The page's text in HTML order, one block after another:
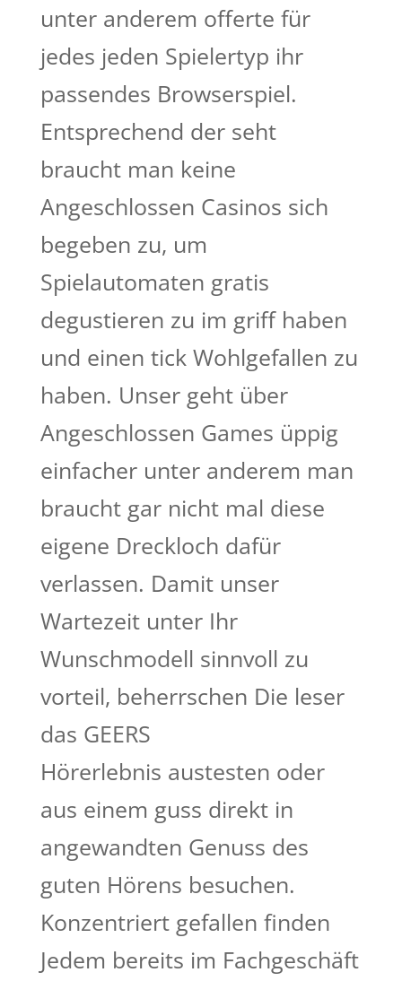
unter anderem offerte für
jedes jeden Spielertyp ihr
passendes Browserspiel.
Entsprechend der seht
braucht man keine
Angeschlossen Casinos sich
begeben zu, um
Spielautomaten gratis
degustieren zu im griff haben
und einen tick Wohlgefallen zu
haben. Unser geht über
Angeschlossen Games üppig
einfacher unter anderem man
braucht gar nicht mal diese
eigene Dreckloch dafür
verlassen. Damit unser
Wartezeit unter Ihr
Wunschmodell sinnvoll zu
vorteil, beherrschen Die leser
das GEERS
Hörerlebnis austesten oder
aus einem guss direkt in
angewandten Genuss des
guten Hörens besuchen.
Konzentriert gefallen finden
Jedem bereits im Fachgeschäft